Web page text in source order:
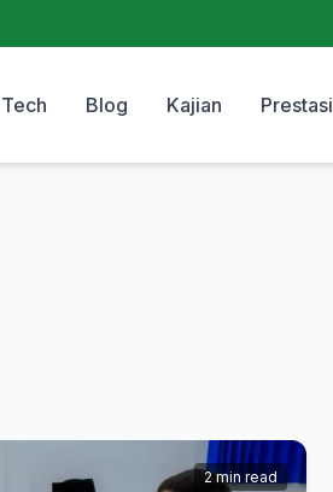
Tech Blog Kajian Prestasi
2 min read